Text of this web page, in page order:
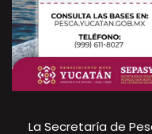
La Secretaría de